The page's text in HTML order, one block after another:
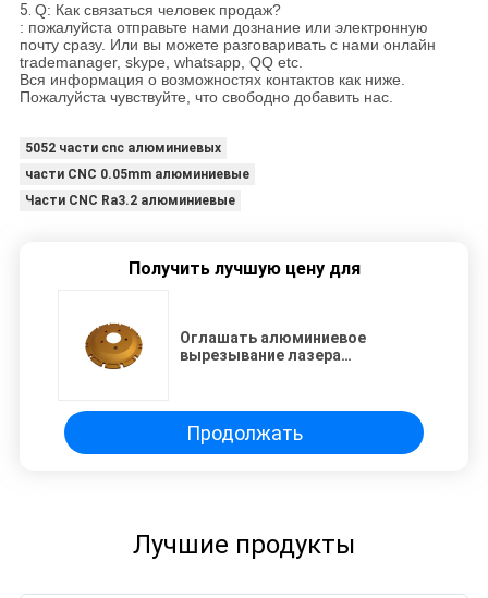
5. Q: Как связаться человек продаж?
: пожалуйста отправьте нами дознание или электронную
почту сразу. Или вы можете разговаривать с нами онлайн
trademanager, skype, whatsapp, QQ etc.
Вся информация о возможностях контактов как ниже.
Пожалуйста чувствуйте, что свободно добавить нас.
5052 части cnc алюминиевых
части CNC 0.05mm алюминиевые
Части CNC Ra3.2 алюминиевые
Получить лучшую цену для
Оглашать алюминиевое
вырезывание лазера
обработке филируя
Продолжать
Лучшие продукты